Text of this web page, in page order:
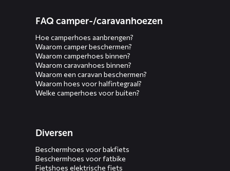
FAQ camper-/caravanhoezen
Hoe camperhoes aanbrengen?
Waarom camper beschermen?
Waarom camperhoes binnen?
Waarom caravanhoes binnen?
Waarom een caravan beschermen?
Waarom hoes voor halfintegraal?
Welke camperhoes voor buiten?
Diversen
Beschermhoes voor bakfiets
Beschermhoes voor fatbike
Fietshoes elektrische fiets